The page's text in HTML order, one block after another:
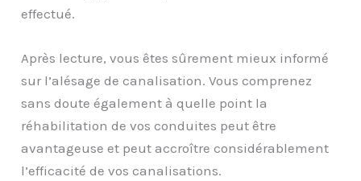
effectué.
Après lecture, vous êtes sûrement mieux informé
sur l’alésage de canalisation. Vous comprenez
sans doute également à quelle point la
réhabilitation de vos conduites peut être
avantageuse et peut accroître considérablement
l’efficacité de vos canalisations.